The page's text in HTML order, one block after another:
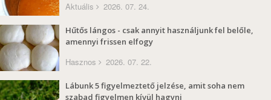
Aktuális 2026. 07. 24.
Hűtős lángos - csak annyit használjunk fel belőle,
amennyi frissen elfogy
Hasznos 2026. 07. 22.
Lábunk 5 figyelmeztető jelzése, amit soha nem
szabad figyelmen kívül hagyni